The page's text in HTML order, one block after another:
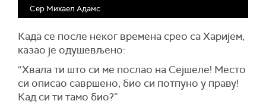
Сер Михаел Адамс
Када се после неког времена срео са Харијем,
казао је одушевљено:
“Хвала ти што си ме послао на Сејшеле! Место
си описао савршено, био си потпуно у праву!
Кад си ти тамо био?”